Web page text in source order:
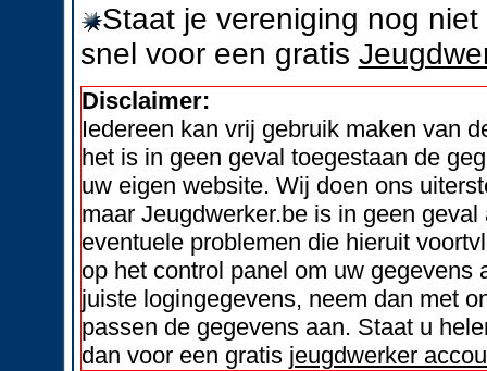
Staat je vereniging nog
snel voor een gratis
Disclaimer:
Iedereen kan vrij gebruik maken van
het is in geen geval toegestaan de
uw eigen website. Wij doen ons
maar Jeugdwerker.be is in geen
eventuele problemen die hieruit
op het control panel om uw
juiste logingegevens, neem dan met
passen de gegevens aan. Staat u
dan voor een gratis jeugdwerker